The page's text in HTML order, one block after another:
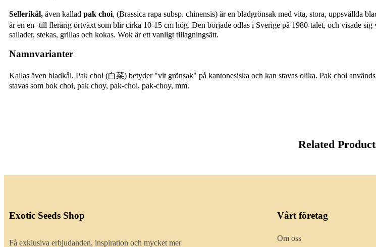
Sellerikål, även kallad pak choi, (Brassica rapa subsp. chinensis) är en bladgrönsak med vita, stora, uppsvällda
är en en- till flerårig örtväxt som blir cirka 10-15 cm hög. Den började odlas i Sverige på 1980-talet, och visade sig
sallader, stekas, grillas och kokas. Wok är ett vanligt tillagningsätt.
Namnvarianter
Kallas även bladkål. Pak choi (白菜) betyder "vit grönsak" på kantonesiska och kan stavas olika. Pak choi
stavas som bok choi, pak choy, pak-choi, pak-choy, mm.
Related
Exotic Seeds Shop
Få exklusiva erbjudanden, inspiration och mycket mer
Vårt företag
Om oss